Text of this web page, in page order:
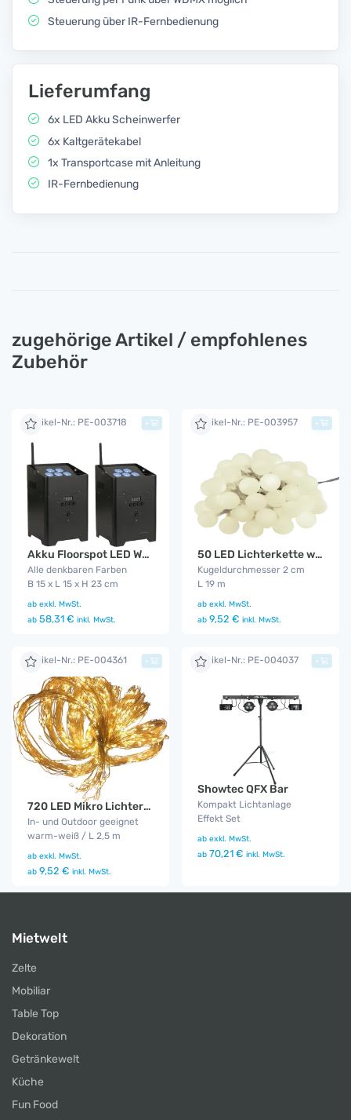
Steuerung über IR-Fernbedienung
Lieferumfang
6x LED Akku Scheinwerfer
6x Kaltgerätekabel
1x Transportcase mit Anleitung
IR-Fernbedienung
zugehörige Artikel / empfohlenes
Zubehör
Artikel-Nr.: PE-003718
Akku Floorspot LED WDMX 2er Set
Alle denkbaren Farben
B 15 x L 15 x H 23 cm
ab exkl. MwSt.
ab 58,31 € inkl. MwSt.
+ Artikel-Nr.: PE-003957
50 LED Lichterkette warm - weiß
Kugeldurchmesser 2 cm
L 19 m
ab exkl. MwSt.
ab 9,52 € inkl. MwSt.
+
Artikel-Nr.: PE-004361
720 LED Mikro Lichterbündel
In- und Outdoor geeignet
warm-weiß / L 2,5 m
ab exkl. MwSt.
ab 9,52 € inkl. MwSt.
+ Artikel-Nr.: PE-004037
Showtec QFX Bar
Kompakt Lichtanlage
Effekt Set
ab exkl. MwSt.
ab 70,21 € inkl. MwSt.
+
Mietwelt
Zelte
Mobiliar
Table Top
Dekoration
Getränkewelt
Küche
Fun Food